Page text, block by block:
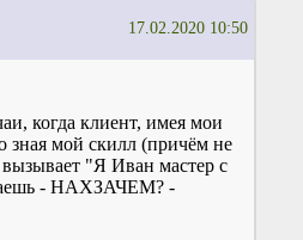
17.02.2020 10:50
когда клиент, имея мои
зная мой скилл (причём не
"Я Иван мастер с
- НАХЗАЧЕМ? -